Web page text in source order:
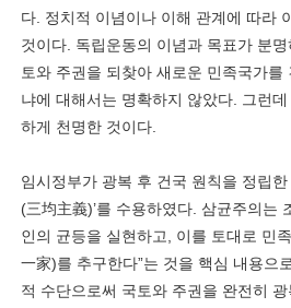
다. 정치적 이념이나 이해 관계에 따라
것이다. 독립운동의 이념과 목표가 분
토와 주권을 되찾아 새로운 민족국가
냐에 대해서는 명확하지 않았다. 그런
하게 천명한 것이다.
임시정부가 광복 후 건국 원칙을 정립
(三均主義)’를 수용하였다. 삼균주의는
인의 균등을 실현하고, 이를 토대로 민
一家)를 추구한다”는 것을 핵심 내용으
적 수단으로써 국토와 주권을 완전히